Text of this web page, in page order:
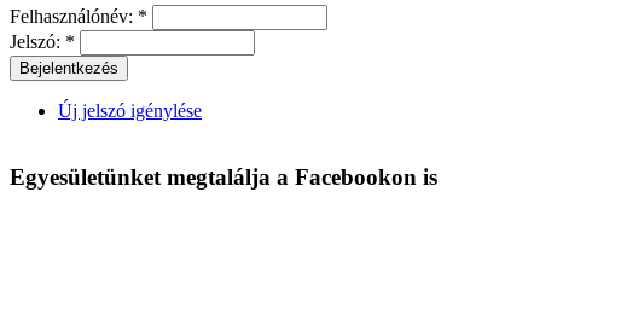
Felhasználónév: *
Jelszó: *
Új jelszó igénylése
Egyesületünket megtalálja a Facebookon is